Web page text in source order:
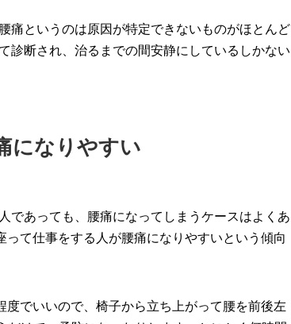
痛というのは原因が特定できないものがほとんど
診断され、治るまでの間安静にしているしかない
になりやすい
であっても、腰痛になってしまうケースはよくあ
て仕事をする人が腰痛になりやすいという傾向
でいいので、椅子から立ち上がって腰を前後左